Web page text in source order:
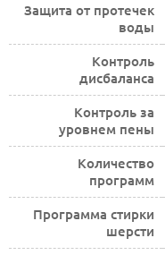
Защита от протечек
воды
Контроль
дисбаланса
Контроль за
уровнем пены
Количество
программ
Программа стирки
шерсти